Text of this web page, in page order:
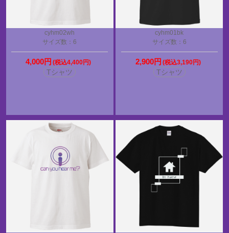
cyhm02wh
サイズ数：6
4,000円 (税込4,400円)
Tシャツ
cyhm01bk
サイズ数：6
2,900円 (税込3,190円)
Tシャツ